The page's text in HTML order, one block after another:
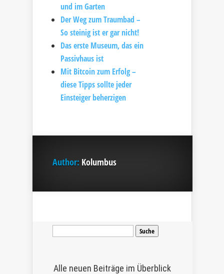
und im Garten
Der Weg zum Traumbad –
So steinig ist er gar nicht!
Das erste Museum, das ein
Passivhaus ist
Mit Bitcoin zum Erfolg –
diese Tipps sollte jeder
Einsteiger beherzigen
Author: Kolumbus
Suche
Alle neuen Beiträge im Überblick